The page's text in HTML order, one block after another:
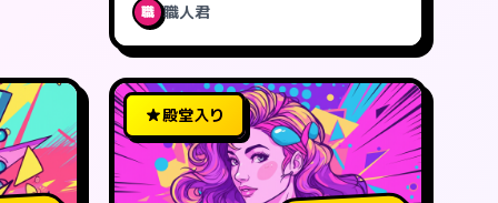
職 職人君
殿堂入り